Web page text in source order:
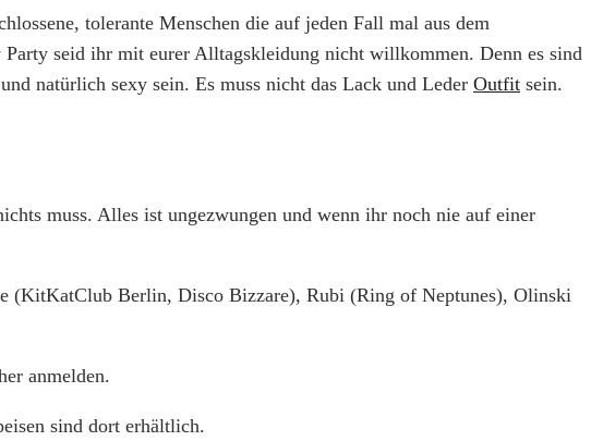
tolerante Menschen die auf jeden Fall mal aus dem
seid ihr mit eurer Alltagskleidung nicht willkommen. Denn es sind
natürlich sexy sein. Es muss nicht das Lack und Leder Outfit sein.
muss. Alles ist ungezwungen und wenn ihr noch nie auf einer
(KitKatClub Berlin, Disco Bizzare), Rubi (Ring of Neptunes), Olinski
anmelden.
sind dort erhältlich.